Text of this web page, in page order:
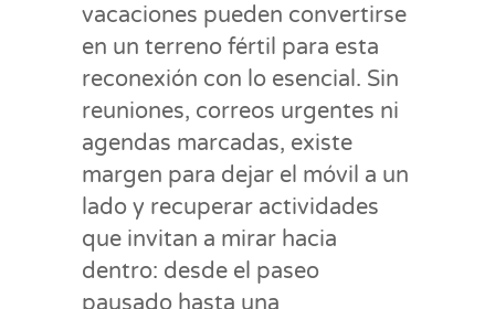
vacaciones pueden convertirse
en un terreno fértil para esta
reconexión con lo esencial. Sin
reuniones, correos urgentes ni
agendas marcadas, existe
margen para dejar el móvil a un
lado y recuperar actividades
que invitan a mirar hacia
dentro: desde el paseo
pausado hasta una